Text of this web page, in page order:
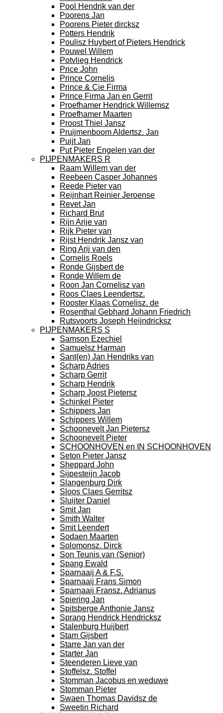
Pool Hendrik van der
Poorens Jan
Poorens Pieter dircksz
Potters Hendrik
Poulisz Huybert of Pieters Hendrick
Pouwel Willem
Potvlieg Hendrick
Price John
Prince Cornelis
Prince & Cie Firma
Prince Firma Jan en Gerrit
Proefhamer Hendrick Willemsz
Proefhamer Maarten
Proost Thiel Jansz
Pruijmenboom Aldertsz. Jan
Puijt Jan
Put Pieter Engelen van der
PIJPENMAKERS R
Raam Willem van der
Reebeen Casper Johannes
Reede Pieter van
Reijnhart Reinier Jeroense
Revet Jan
Richard Brut
Rijn Arije van
Rijk Pieter van
Rijst Hendrik Jansz van
Ring Arij van den
Cornelis Roels
Ronde Gijsbert de
Ronde Willem de
Roon Jan Cornelisz van
Roos Claes Leendertsz.
Rooster Klaas Cornelisz. de
Rosenthal Gebhard Johann Friedrich
Rutsvoorts Joseph Heijndricksz
PIJPENMAKERS S
Samson Ezechiel
Samuelsz Harman
Sant{en) Jan Hendriks van
Scharp Adries
Scharp Gerrit
Scharp Hendrik
Scharp Joost Pietersz
Schinkel Pieter
Schippers Jan
Schippers Willem
Schoonevelt Jan Pietersz
Schoonevelt Pieter
SCHOONHOVEN en IN SCHOONHOVEN
Seton Pieter Jansz
Sheppard John
Sijpesteijn Jacob
Slangenburg Dirk
Sloos Claes Gerritsz
Sluijter Daniel
Smit Jan
Smith Walter
Smit Leendert
Sodaen Maarten
Solomonsz. Dirck
Son Teunis van (Senior)
Spang Ewald
Sparnaaij A & F.S.
Sparnaaij Frans Simon
Sparnaaij Fransz. Adrianus
Spiering Jan
Spitsberge Anthonie Jansz
Sprang Hendrick Hendricksz
Stalenburg Huijbert
Stam Gijsbert
Starre Jan van der
Starter Jan
Steenderen Lieve van
Stoffelsz. Stoffel
Stomman Jacobus en weduwe
Stomman Pieter
Swaen Thomas Davidsz de
Sweetin Richard